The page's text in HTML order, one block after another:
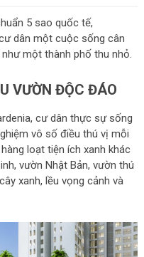
5 sao quốc tế,
dân một cuộc sống cân
một thành phố thu nhỏ.
VƯỜN ĐỘC ĐÁO
cư dân thực sự sống
vô số điều thú vị mỗi
loạt tiện ích xanh khác
vườn Nhật Bản, vườn thú
xanh, lều vọng cảnh và